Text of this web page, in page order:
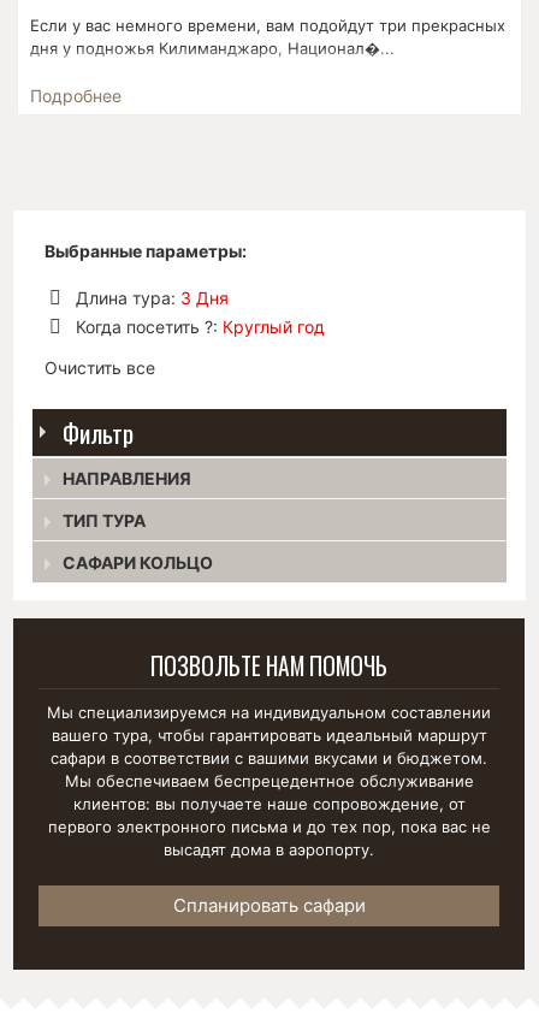
Если у вас немного времени, вам подойдут три прекрасных
дня у подножья Килиманджаро, Национал�...
Подробнее
Выбранные параметры:
Длина тура: 3 Дня
Удалить
позицию
Когда посетить ?: Круглый год
позицию
Очистить все
Фильтр
НАПРАВЛЕНИЯ
ТИП ТУРА
САФАРИ КОЛЬЦО
ПОЗВОЛЬТЕ НАМ ПОМОЧЬ
Мы специализируемся на индивидуальном составлении
вашего тура, чтобы гарантировать идеальный маршрут
сафари в соответствии с вашими вкусами и бюджетом.
Мы обеспечиваем беспрецедентное обслуживание
клиентов: вы получаете наше сопровождение, от
первого электронного письма и до тех пор, пока вас не
высадят дома в аэропорту.
Спланировать сафари